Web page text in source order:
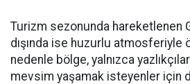
Turizm sezonunda hareketlenen
dışında ise huzurlu atmosferiyle
nedenle bölge, yalnızca
mevsim yaşamak isteyenler için